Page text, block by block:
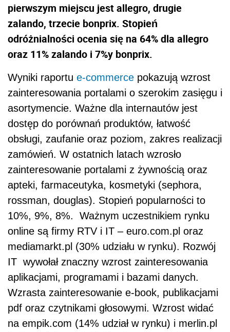
pierwszym miejscu jest allegro, drugie
zalando, trzecie bonprix. Stopień
odróżnialności ocenia się na 64% dla allegro
oraz 11% zalando i 7%y bonprix.
Wyniki raportu e-commerce pokazują wzrost
zainteresowania portalami o szerokim zasięgu i
asortymencie. Ważne dla internautów jest
dostęp do porównań produktów, łatwość
obsługi, zaufanie oraz poziom, zakres realizacji
zamówień. W ostatnich latach wzrosło
zainteresowanie portalami z żywnością oraz
apteki, farmaceutyka, kosmetyki (sephora,
rossman, douglas). Stopień popularności to
10%, 9%, 8%. Ważnym uczestnikiem rynku
online są firmy RTV i IT – euro.com.pl oraz
mediamarkt.pl (30% udziału w rynku). Rozwój
IT wywołał znaczny wzrost zainteresowania
aplikacjami, programami i bazami danych.
Wzrasta zainteresowanie e-book, publikacjami
pdf oraz czytnikami głosowymi. Wzrost widać
na empik.com (14% udział w rynku) i merlin.pl